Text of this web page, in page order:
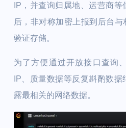
IP，并查询归属地、运营商
后，非对称加密上报到后台
验证存储。
为了方便通过开放接口查询
IP、质量数据等反复斟酌数
露最相关的网络数据。